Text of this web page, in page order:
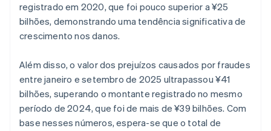
registrado em 2020, que foi pouco superior a ¥25
bilhões, demonstrando uma tendência significativa de
crescimento nos danos.
Além disso, o valor dos prejuízos causados por fraudes
entre janeiro e setembro de 2025 ultrapassou ¥41
bilhões, superando o montante registrado no mesmo
período de 2024, que foi de mais de ¥39 bilhões. Com
base nesses números, espera-se que o total de